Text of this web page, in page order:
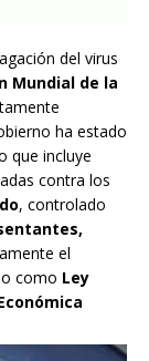
del virus
Mundial de la
ha estado
que incluye
contra los
, controlado
el
como Ley